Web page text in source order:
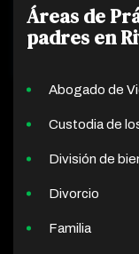
Áreas de
padres en
Abogado de
Custodia de
División de
Divorcio
Familia